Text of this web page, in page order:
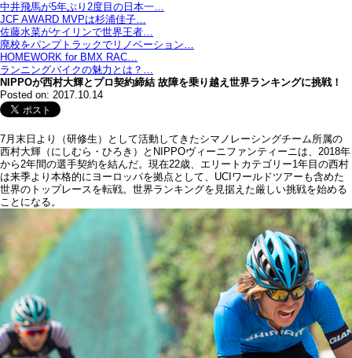
中井飛馬が5年ぶり2度目の日本一…
JCF AWARD MVPは杉浦佳子…
佐藤水菜がケイリンで世界王者…
廃校をパンプトラックでリノベーション…
HOMEWORK for BMX RAC…
ランニングバイクの魅力とは？…
NIPPOが西村大輝とプロ契約締結 故障を乗り越え世界ランキングに挑戦！
Posted on: 2017.10.14
7月末日より（研修生）として活動してきたシマノレーシングチーム所属の
西村大輝（にしむら・ひろき）とNIPPOヴィーニファンティーニは、2018年
から2年間の選手契約を結んだ。現在22歳、エリートカテゴリー1年目の西村
は来季より本格的にヨーロッパを拠点として、UCIワールドツアーも含めた
世界のトップレースを転戦。世界ランキングを見据えた厳しい挑戦を始める
ことになる。